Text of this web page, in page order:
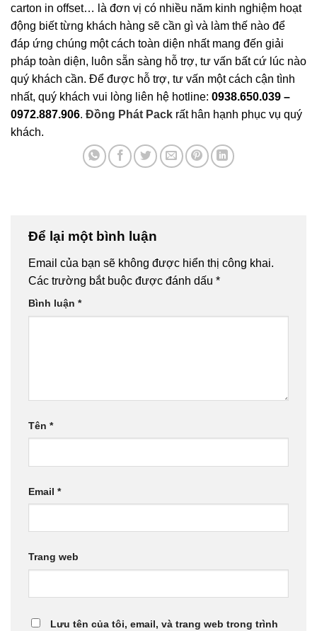
carton in offset… là đơn vị có nhiều năm kinh nghiệm hoạt
động biết từng khách hàng sẽ cần gì và làm thế nào để
đáp ứng chúng một cách toàn diện nhất mang đến giải
pháp toàn diện, luôn sẵn sàng hỗ trợ, tư vấn bất cứ lúc nào
quý khách cần. Để được hỗ trợ, tư vấn một cách cận tình
nhất, quý khách vui lòng liên hệ hotline: 0938.650.039 –
0972.887.906. Đồng Phát Pack rất hân hạnh phục vụ quý
khách.
Để lại một bình luận
Email của bạn sẽ không được hiển thị công khai.
Các trường bắt buộc được đánh dấu *
Bình luận *
Tên *
Email *
Trang web
Lưu tên của tôi, email, và trang web trong trình